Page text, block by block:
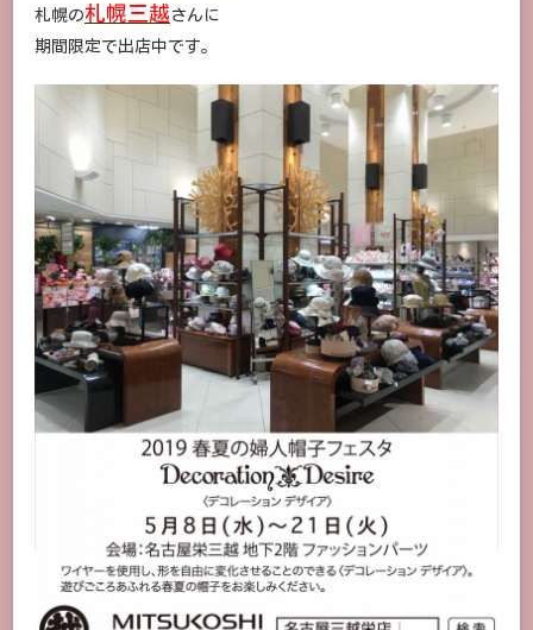
DESIRE
期
間
限
定
出
店
中!!
に
札幌の札幌三越 さんに
期間限定で出店中です。